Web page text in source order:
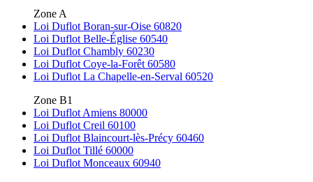
Zone A
Loi Duflot Boran-sur-Oise 60820
Loi Duflot Belle-Église 60540
Loi Duflot Chambly 60230
Loi Duflot Coye-la-Forêt 60580
Loi Duflot La Chapelle-en-Serval 60520
Zone B1
Loi Duflot Amiens 80000
Loi Duflot Creil 60100
Loi Duflot Blaincourt-lès-Précy 60460
Loi Duflot Tillé 60000
Loi Duflot Monceaux 60940